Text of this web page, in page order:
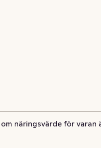
näringsvärde för varan